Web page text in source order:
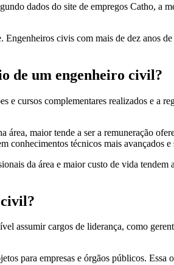
dados do site de empregos Catho, a
civis com mais de dez anos
de um engenheiro civil?
cursos complementares realizados e a
maior tende a ser a remuneração
conhecimentos técnicos mais avançados
da área e maior custo de vida tendem
assumir cargos de liderança, como
para empresas e órgãos públicos.